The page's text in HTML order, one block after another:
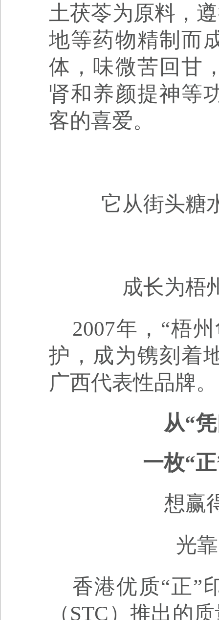
土茯苓为原料，
地等药物精制而
体，味微苦回甘
肾和养颜提神等
客的喜爱。
它从街头糖
成长为梧
2007年，“梧
护，成为镌刻着
广西代表性品牌。
从“
一枚“
想赢
光
香港优质“正”
（STC）推出的